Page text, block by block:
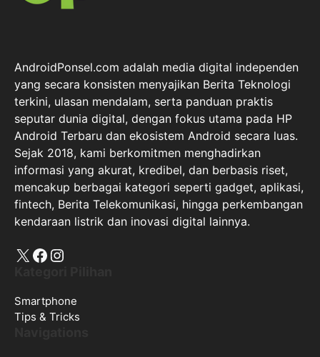
AndroidPonsel.com adalah media digital independen
yang secara konsisten menyajikan Berita Teknologi
terkini, ulasan mendalam, serta panduan praktis
seputar dunia digital, dengan fokus utama pada HP
Android Terbaru dan ekosistem Android secara luas.
Sejak 2018, kami berkomitmen menghadirkan
informasi yang akurat, kredibel, dan berbasis riset,
mencakup berbagai kategori seperti gadget, aplikasi,
fintech, Berita Telekomunikasi, hingga perkembangan
kendaraan listrik dan inovasi digital lainnya.
X Facebook
Instagram
Smartphone
Tips & Tricks